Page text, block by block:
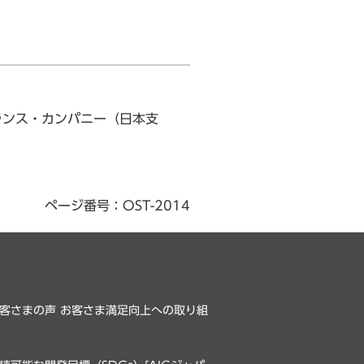
ス・カンパニー（日本支
ページ番号：OST-2014
さまの声 お客さま満足向上への取り組